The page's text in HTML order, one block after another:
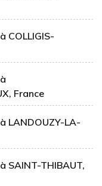
COLLIGIS-
France
LANDOUZY-LA-
SAINT-THIBAUT,